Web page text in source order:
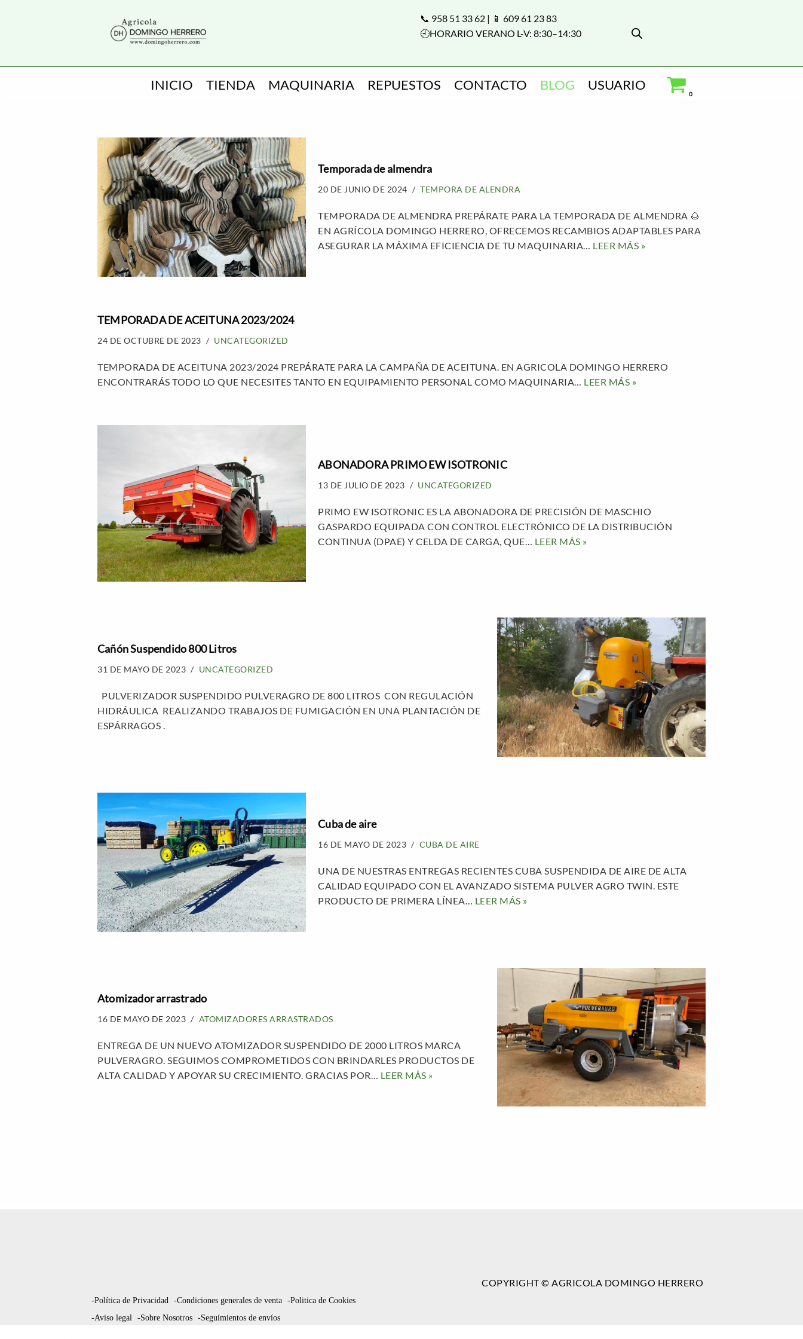
📞 958 51 33 62 | 📱 609 61 23 83
🕘HORARIO VERANO L-V: 8:30–14:30
INICIO TIENDA MAQUINARIA REPUESTOS CONTACTO BLOG USUARIO
0
Temporada de almendra
20 DE JUNIO DE 2024 TEMPORA DE ALENDRA
TEMPORADA DE ALMENDRA PREPÁRATE PARA LA TEMPORADA DE ALMENDRA 🌰
EN AGRÍCOLA DOMINGO HERRERO, OFRECEMOS RECAMBIOS ADAPTABLES PARA
ASEGURAR LA MÁXIMA EFICIENCIA DE TU MAQUINARIA… LEER MÁS »
TEMPORADA DE ACEITUNA 2023/2024
24 DE OCTUBRE DE 2023 UNCATEGORIZED
TEMPORADA DE ACEITUNA 2023/2024 PREPÁRATE PARA LA CAMPAÑA DE ACEITUNA. EN AGRICOLA DOMINGO HERRERO
ENCONTRARÁS TODO LO QUE NECESITES TANTO EN EQUIPAMIENTO PERSONAL COMO MAQUINARIA… LEER MÁS »
ABONADORA PRIMO EW ISOTRONIC
13 DE JULIO DE 2023 UNCATEGORIZED
PRIMO EW ISOTRONIC ES LA ABONADORA DE PRECISIÓN DE MASCHIO
GASPARDO EQUIPADA CON CONTROL ELECTRÓNICO DE LA DISTRIBUCIÓN
CONTINUA (DPAE) Y CELDA DE CARGA, QUE… LEER MÁS »
Cañón Suspendido 800 Litros
31 DE MAYO DE 2023 UNCATEGORIZED
PULVERIZADOR SUSPENDIDO PULVERAGRO DE 800 LITROS CON REGULACIÓN
HIDRÁULICA REALIZANDO TRABAJOS DE FUMIGACIÓN EN UNA PLANTACIÓN DE
ESPÁRRAGOS .
Cuba de aire
16 DE MAYO DE 2023 CUBA DE AIRE
UNA DE NUESTRAS ENTREGAS RECIENTES CUBA SUSPENDIDA DE AIRE DE ALTA
CALIDAD EQUIPADO CON EL AVANZADO SISTEMA PULVER AGRO TWIN. ESTE
PRODUCTO DE PRIMERA LÍNEA… LEER MÁS »
Atomizador arrastrado
16 DE MAYO DE 2023 ATOMIZADORES ARRASTRADOS
ENTREGA DE UN NUEVO ATOMIZADOR SUSPENDIDO DE 2000 LITROS MARCA
PULVERAGRO. SEGUIMOS COMPROMETIDOS CON BRINDARLES PRODUCTOS DE
ALTA CALIDAD Y APOYAR SU CRECIMIENTO. GRACIAS POR… LEER MÁS »
-Política de Privacidad -Condiciones generales de venta -Politica de Cookies
-Aviso legal -Sobre Nosotros -Seguimientos de envíos
COPYRIGHT © AGRICOLA DOMINGO HERRERO